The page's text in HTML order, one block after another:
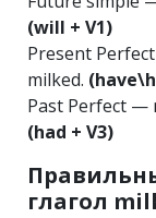
(will + V1)
Present
milked.
Past Perfect —
(had + V3)
глагол